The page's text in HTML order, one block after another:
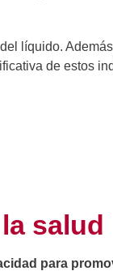
líquido.
de estos
salud
para